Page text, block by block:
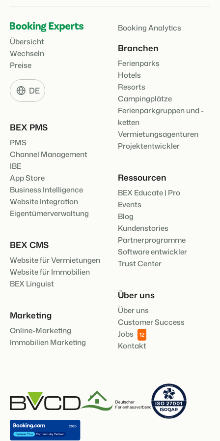
Übersicht
Wechseln
Preise
DE
BEX PMS
PMS
Channel Management
IBE
App Store
Business Intelligence
Website Integration
Eigentümerverwaltung
BEX CMS
Website für Vermietungen
Website für Immobilien
BEX Linguist
Marketing
Online-Marketing
Immobilien Marketing
Booking Analytics
Branchen
Ferienparks
Hotels
Resorts
Campingplätze
Ferienparkgruppen und -
ketten
Vermietungsagenturen
Projektentwickler
Ressourcen
BEX Educate | Pro
Events
Blog
Kundenstories
Partnerprogramme
Software entwickler
Trust Center
Über uns
Über uns
Customer Success
Jobs
12
Kontakt